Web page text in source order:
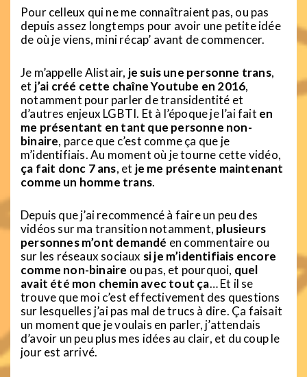
Pour celleux qui ne me connaîtraient pas, ou pas
depuis assez longtemps pour avoir une petite idée
de où je viens, mini récap’ avant de commencer.
Je m’appelle Alistair, je suis une personne trans,
et j’ai créé cette chaîne Youtube en 2016,
notamment pour parler de transidentité et
d’autres enjeux LGBTI. Et à l’époque je l’ai fait en
me présentant en tant que personne non-
binaire, parce que c’est comme ça que je
m’identifiais. Au moment où je tourne cette vidéo,
ça fait donc 7 ans, et je me présente maintenant
comme un homme trans.
Depuis que j’ai recommencé à faire un peu des
vidéos sur ma transition notamment, plusieurs
personnes m’ont demandé en commentaire ou
sur les réseaux sociaux si je m’identifiais encore
comme non-binaire ou pas, et pourquoi, quel
avait été mon chemin avec tout ça… Et il se
trouve que moi c’est effectivement des questions
sur lesquelles j’ai pas mal de trucs à dire. Ça faisait
un moment que je voulais en parler, j’attendais
d’avoir un peu plus mes idées au clair, et du coup le
jour est arrivé.